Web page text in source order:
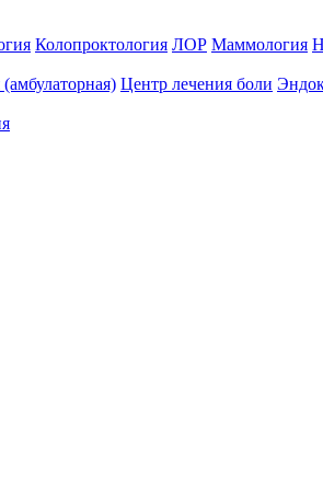
Колопроктология ЛОР Маммология
Центр лечения боли